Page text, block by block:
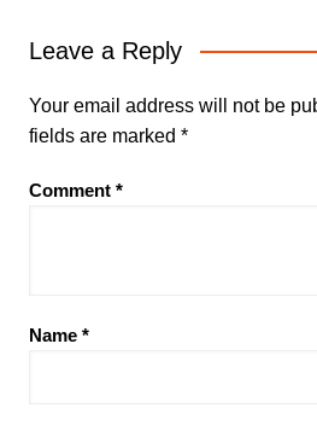
Leave a Reply
Your email address will not be
fields are marked *
Comment *
Name *